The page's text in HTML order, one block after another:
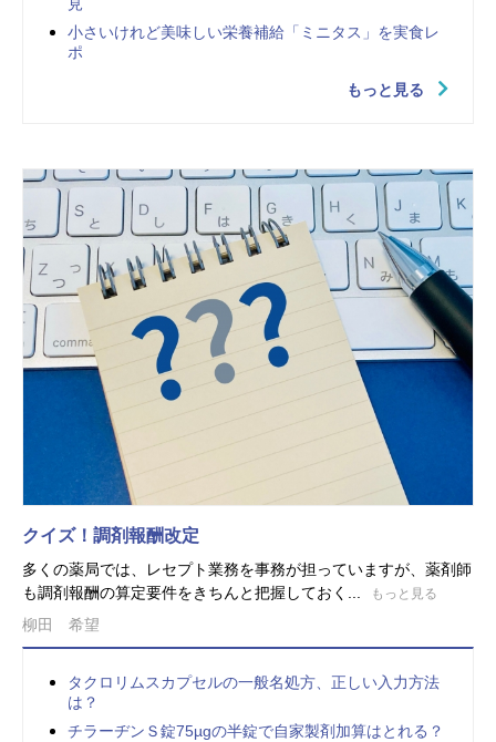
小さいけれど美味しい栄養補給「ミニタス」を実食レ
ポ
もっと見る
クイズ！調剤報酬改定
多くの薬局では、レセプト業務を事務が担っていますが、薬剤師
も調剤報酬の算定要件をきちんと把握しておく...
もっと見る
柳田 希望
タクロリムスカプセルの一般名処方、正しい入力方法
は？
チラーヂンＳ錠75µgの半錠で自家製剤加算はとれる？